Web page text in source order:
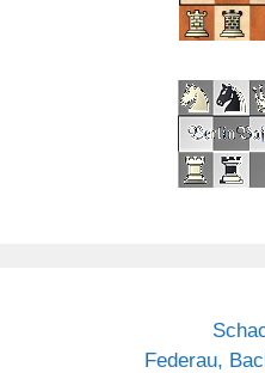
Federau,